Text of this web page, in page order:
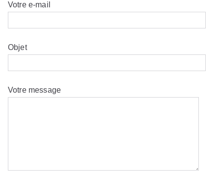
Votre e-mail
Objet
Votre message